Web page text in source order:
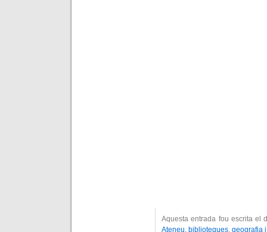
Aquesta entrada fou escrita el
Ateneu, biblioteques,geografia